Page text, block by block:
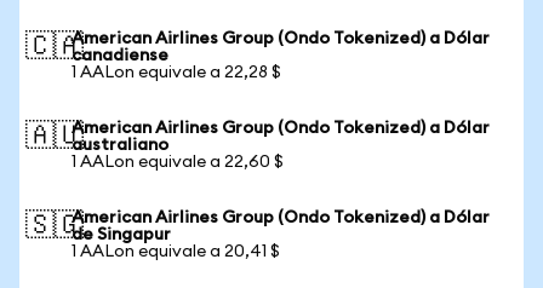
🇨🇦American Airlines Group (Ondo Tokenized) a Dólar
canadiense
1 AALon equivale a 22,28 $
🇦🇺American Airlines Group (Ondo Tokenized) a Dólar
australiano
1 AALon equivale a 22,60 $
🇸🇬American Airlines Group (Ondo Tokenized) a Dólar
de Singapur
1 AALon equivale a 20,41 $